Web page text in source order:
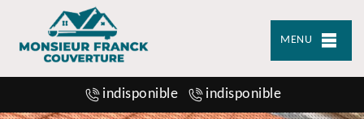
MENU
indisponible indisponible